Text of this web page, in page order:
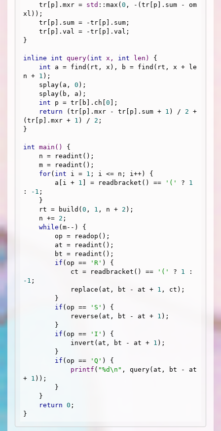
    tr[p].mxr =
std ::max( 0 , -(tr[p].sum - om
xl));
}
inline int query( int x, int len)
{
int a = find(rt, x), b = find(rt, x + le
n + 1 );
    splay(a,
0 );
int p = tr[b].ch[ 0 ];
return (tr[p].mxr - tr[p].sum + 1 ) / 2 +
(tr[p].mxr + 1 ) / 2 ;
}
int main ()
{
for( int i = 1 ; i <= n; i++) {
        a[i +
1 ] = readbracket() == '(' ? 1
:
-1 ;
    rt = build(
0 , 1 , n + 2 );
    n +=
2 ;
while (m--) {
if (op == 'R' ) {
            ct = readbracket() ==
'(' ? 1
-1 ;
            replace(at, bt - at +
1 , ct);
if (op == 'S' ) {
            reverse(at, bt - at +
1 );
if (op == 'I' ) {
            invert(at, bt - at +
1 );
if (op == 'Q' ) {
printf ( "%d\n" , query(at, bt - at
+ 1 ));
return 0 ;